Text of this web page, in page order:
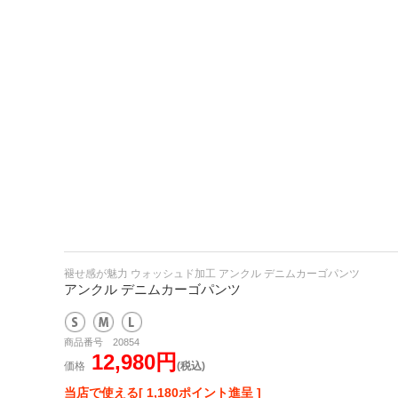
褪せ感が魅力 ウォッシュド加工 アンクル デニムカーゴパンツ
アンクル デニムカーゴパンツ
商品番号 20854
価格 12,980円 (税込)
当店で使える[ 1,180ポイント進呈 ]